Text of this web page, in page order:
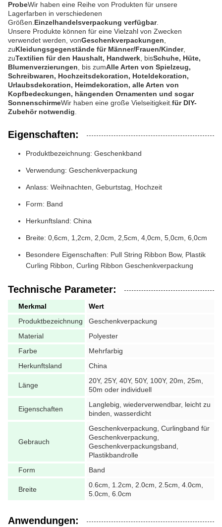
ProbeWir haben eine Reihe von Produkten für unsere
Lagerfarben in verschiedenen
Größen. Einzelhandelsverpackung verfügbar.
Unsere Produkte können für eine Vielzahl von Zwecken
verwendet werden, vonGeschenkverpackungen
zuKleidungsgegenstände für Männer/Frauen/Kinder,
zuTextilien für den Haushalt, Handwerk , bisSchuhe, Hüte,
Blumenverzierungen , bis zumAlle Arten von Spielzeug,
Schreibwaren, Hochzeitsdekoration, Hoteldekoration,
Urlaubsdekoration, Heimdekoration, alle Arten von
Kopfbedeckungen, hängenden Ornamenten und sogar
SonnenschirmeWir haben eine große Vielseitigkeit. für DIY-
Zubehör notwendig
Eigenschaften:
Produktbezeichnung: Geschenkband
Verwendung: Geschenkverpackung
Anlass: Weihnachten, Geburtstag, Hochzeit
Form: Band
Herkunftsland: China
Breite: 0,6cm, 1,2cm, 2,0cm, 2,5cm, 4,0cm, 5,0cm, 6,0cm
Besondere Eigenschaften: Pull String Ribbon Bow, Plastik
Curling Ribbon, Curling Ribbon Geschenkverpackung
Technische Parameter:
Merkmal
Wert
Produktbezeichnung
Geschenkverpackung
Material
Polyester
Farbe
Mehrfarbig
Herkunftsland
China
Länge
20Y, 25Y, 40Y, 50Y, 100Y, 20m, 25m,
50m oder individuell
Eigenschaften
Langlebig, wiederverwendbar, leicht zu
binden, wasserdicht
Gebrauch
Geschenkverpackung, Curlingband für
Geschenkverpackung,
Geschenkverpackungsband,
Plastikbandrolle
Form
Band
Breite
0.6cm, 1.2cm, 2.0cm, 2.5cm, 4.0cm,
5.0cm, 6.0cm
Anwendungen: